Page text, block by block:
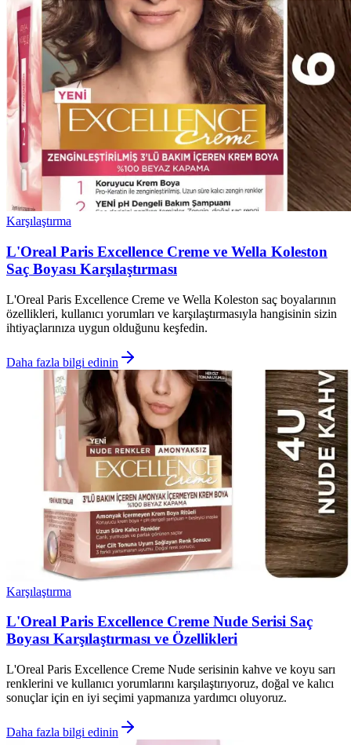
Karşılaştırma
L'Oreal Paris Excellence Creme ve Wella Koleston
Saç Boyası Karşılaştırması
L'Oreal Paris Excellence Creme ve Wella Koleston saç boyalarının
özellikleri, kullanıcı yorumları ve karşılaştırmasıyla hangisinin sizin
ihtiyaçlarınıza uygun olduğunu keşfedin.
Daha fazla bilgi edinin
Karşılaştırma
L'Oreal Paris Excellence Creme Nude Serisi Saç
Boyası Karşılaştırması ve Özellikleri
L'Oreal Paris Excellence Creme Nude serisinin kahve ve koyu sarı
renklerini ve kullanıcı yorumlarını karşılaştırıyoruz, doğal ve kalıcı
sonuçlar için en iyi seçimi yapmanıza yardımcı oluyoruz.
Daha fazla bilgi edinin